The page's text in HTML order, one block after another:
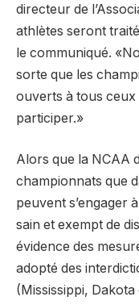
directeur de
athlètes seront
le communiqué.
sorte que les
ouverts à tous ceux
participer.»
Alors que la NCAA
championnats que
peuvent s’engager
sain et exempt de
évidence des
adopté des
(Mississippi,